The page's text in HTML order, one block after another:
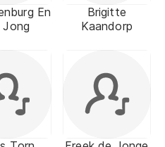
En
Jong
Brigitte
Kaandorp